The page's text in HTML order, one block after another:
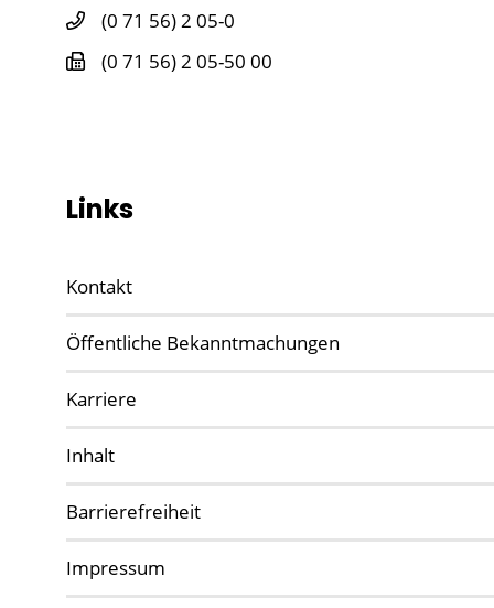
(0 71 56) 2 05-0
(0 71 56) 2 05-50 00
Links
Kontakt
Öffentliche Bekanntmachungen
Karriere
Inhalt
Barrierefreiheit
Impressum